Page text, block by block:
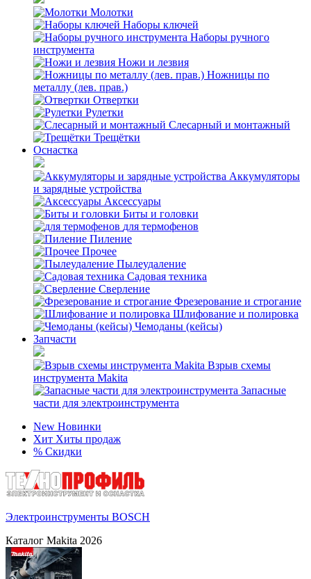
Молотки
Наборы ключей
Наборы ручного
инструмента
Ножи и лезвия
Ножницы по
металлу (лев. прав.)
Отвертки
Рулетки
Слесарный и монтажный
Трещётки
Оснастка
Аккумуляторы
и зарядные устройства
Аксессуары
Биты и головки
для термофенов
Пиление
Прочее
Пылеудаление
Садовая техника
Сверление
Фрезерование и строгание
Шлифование и полировка
Чемоданы (кейсы)
Запчасти
Взрыв схемы
инструмента Makita
Запасные
части для электроинструмента
New Новинки
Хит Хиты продаж
% Скидки
Электроинструменты BOSCH
Каталог Makita 2026